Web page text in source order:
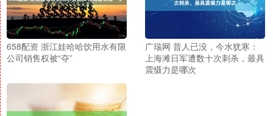
658配资 浙江娃哈哈饮用水有限
公司销售权被“夺”
广瑞网 昔人已没，今水犹寒：
上海滩日军遭数十次刺杀，最具
震慑力是哪次